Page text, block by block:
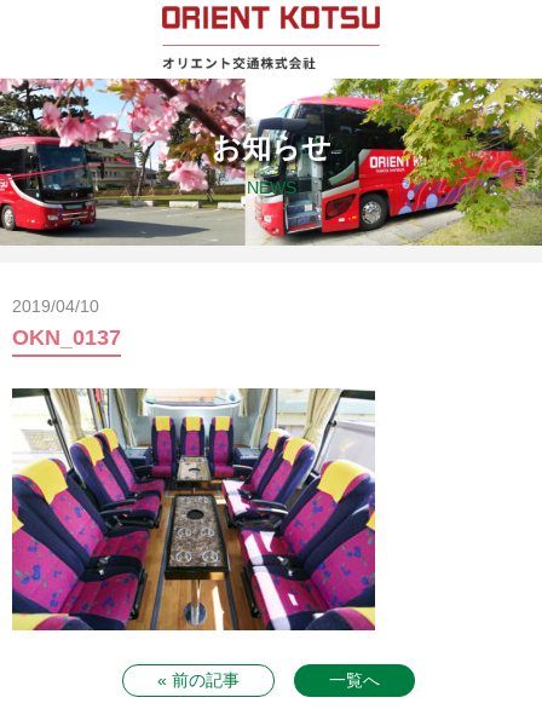
お知らせ
NEWS
2019/04/10
OKN_0137
« 前の記事 一覧へ